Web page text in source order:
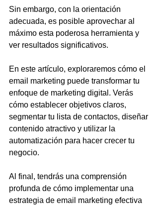
Sin embargo, con la orientación
adecuada, es posible aprovechar al
máximo esta poderosa herramienta y
ver resultados significativos.
En este artículo, exploraremos cómo el
email marketing puede transformar tu
enfoque de marketing digital. Verás
cómo establecer objetivos claros,
segmentar tu lista de contactos, diseñar
contenido atractivo y utilizar la
automatización para hacer crecer tu
negocio.
Al final, tendrás una comprensión
profunda de cómo implementar una
estrategia de email marketing efectiva